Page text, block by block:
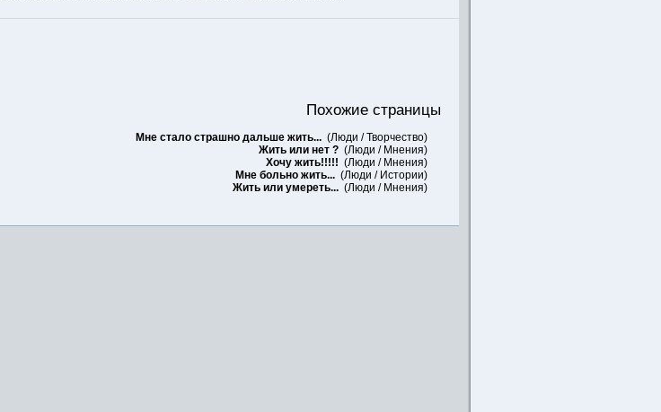
Похожие страницы
Мне стало страшно дальше жить... (Люди /Творчество)
Жить или нет ? (Люди / Мнения)
Хочу жить!!!!! (Люди / Мнения)
Мне больно жить... (Люди / Истории)
Жить или умереть... (Люди / Мнения)